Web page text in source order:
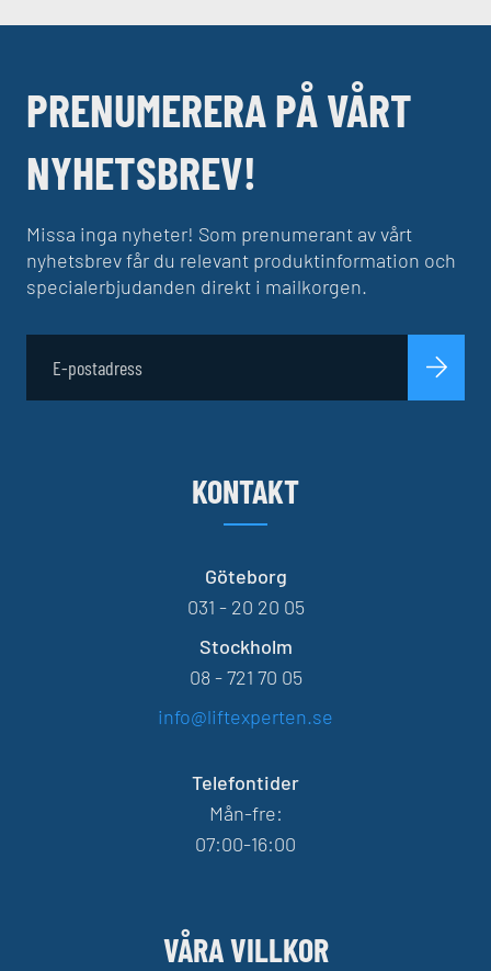
PRENUMERERA PÅ VÅRT
NYHETSBREV!
Missa inga nyheter! Som prenumerant av vårt
nyhetsbrev får du relevant produktinformation och
specialerbjudanden direkt i mailkorgen.
KONTAKT
Göteborg
031 - 20 20 05
Stockholm
08 - 721 70 05
info@liftexperten.se
Telefontider
Mån-fre:
07:00-16:00
VÅRA VILLKOR